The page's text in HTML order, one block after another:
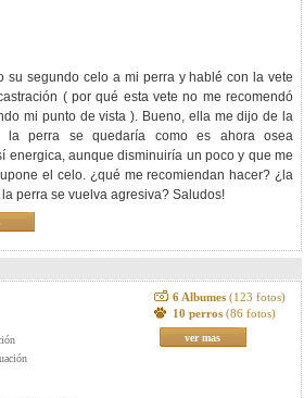
su segundo celo a mi perra y hablé con la vete
( por qué esta vete no me recomendó
mi punto de vista ). Bueno, ella me dijo de la
la perra se quedaría como es ahora osea
energica, aunque disminuiría un poco y que me
el celo. ¿qué me recomiendan hacer? ¿la
perra se vuelva agresiva? Saludos!
6 Albumes (123 fotos)
10 perros (86 fotos)
ver mas